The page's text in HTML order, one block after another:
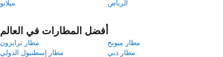
ميلانو
الرياض
أفضل المطارات في العالم
مطار ترابزون
مطار ميونخ
مطار إسطنبول الدولي
مطار دبي